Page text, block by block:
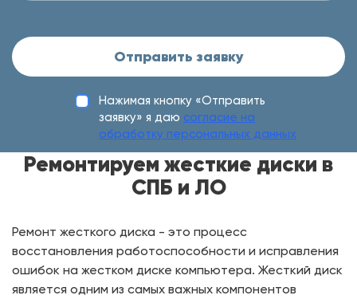
Отправить заявку
Нажимая кнопку «Отправить
заявку» я даю согласие на
обработку персональных данных
Ремонтируем жесткие диски в
СПБ и ЛО
Ремонт жесткого диска - это процесс
восстановления работоспособности и исправления
ошибок на жестком диске компьютера. Жесткий диск
является одним из самых важных компонентов